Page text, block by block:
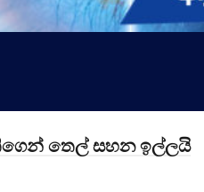
තෙල් සහන ඉල්ලයි